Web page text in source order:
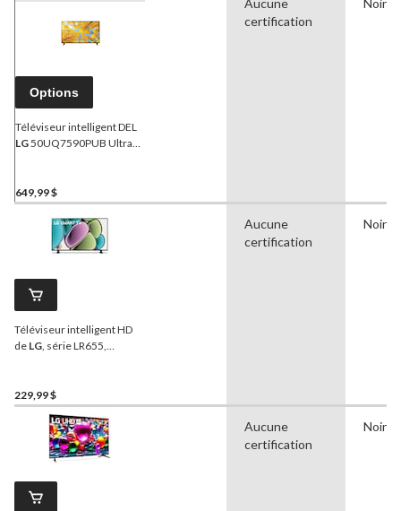
Options
Téléviseur intelligent DEL
LG50UQ7590PUB Ultra
649,99 $
certification
Téléviseur intelligent HD
de LG , série LR655,
Bluetooth et chaînes LG,
32 po
229,99 $
Aucune
certification
Noir
Aucune
certification
Noir